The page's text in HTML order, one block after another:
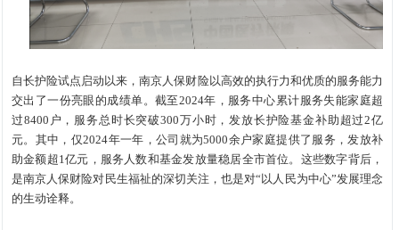
自长护险试点启动以来，南京人保财险以高效的执行力和优质的服务能力
交出了一份亮眼的成绩单。截至2024年，服务中心累计服务失能家庭超
过8400户，服务总时长突破300万小时，发放长护险基金补助超过2亿
元。其中，仅2024年一年，公司就为5000余户家庭提供了服务，发放补
助金额超1亿元，服务人数和基金发放量稳居全市首位。这些数字背后，
是南京人保财险对民生福祉的深切关注，也是对“以人民为中心”发展理念
的生动诠释。